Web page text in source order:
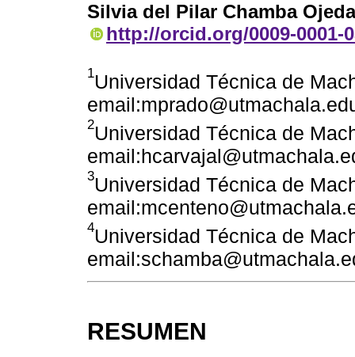
Silvia del Pilar Chamba Ojeda
http://orcid.org/0009-0001-
1Universidad Técnica de
2Universidad Técnica de
3Universidad Técnica de
4Universidad Técnica de
RESUMEN